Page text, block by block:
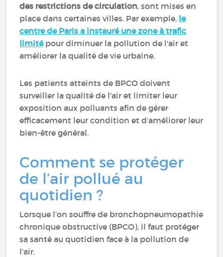
des restrictions de circulation, sont mises en
place dans certaines villes. Par exemple, le
centre de Paris a instauré une zone à trafic
limitépour diminuer la pollution de l'air et
améliorer la qualité de vie urbaine.
Les patients atteints de BPCO doivent
surveiller la qualité de l'air et limiter leur
exposition aux polluants afin de gérer
efficacement leur condition et d’améliorer leur
bien-être général.
Comment se protéger
de l’air pollué au
quotidien ?
Lorsque l’on souffre de bronchopneumopathie
chronique obstructive (BPCO), il faut protéger
sa santé au quotidien face à la pollution de
l'air.